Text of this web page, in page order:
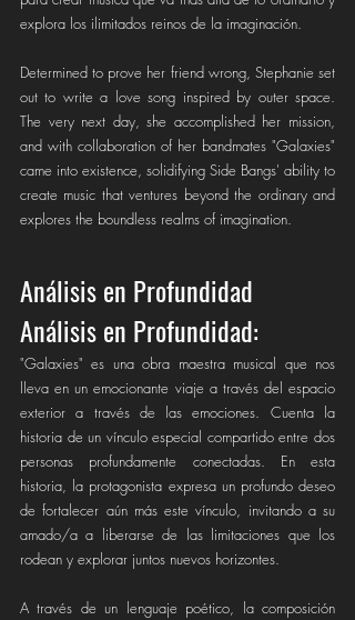
explora los ilimitados reinos de la imaginación.
Determined to prove her friend wrong, Stephanie set
out to write a love song inspired by outer space.
The very next day, she accomplished her mission,
and with collaboration of her bandmates "Galaxies"
came into existence, solidifying Side Bangs' ability to
create music that ventures beyond the ordinary and
explores the boundless realms of imagination.
Análisis en Profundidad
Análisis en Profundidad:
"Galaxies" es una obra maestra musical que nos
lleva en un emocionante viaje a través del espacio
exterior a través de las emociones. Cuenta la
historia de un vínculo especial compartido entre dos
personas profundamente conectadas. En esta
historia, la protagonista expresa un profundo deseo
de fortalecer aún más este vínculo, invitando a su
amado/a a liberarse de las limitaciones que los
rodean y explorar juntos nuevos horizontes.
A través de un lenguaje poético, la composición